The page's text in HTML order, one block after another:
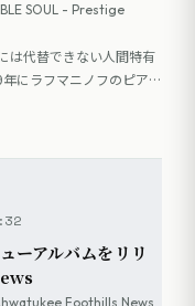
SOUL - Prestige
は代替できない人間特有
にラフマニノフのピアノ
演奏した記録や、ロシア
術的信念について語って
ーアルバムをリリ
Foothills News